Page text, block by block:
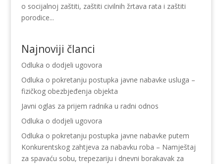
o socijalnoj zaštiti, zaštiti civilnih žrtava rata i zaštiti
porodice...
Najnoviji članci
Odluka o dodjeli ugovora
Odluka o pokretanju postupka javne nabavke usluga –
fizičkog obezbjeđenja objekta
Javni oglas za prijem radnika u radni odnos
Odluka o dodjeli ugovora
Odluka o pokretanju postupka javne nabavke putem
Konkurentskog zahtjeva za nabavku roba – Namještaj
za spavaću sobu, trepezariju i dnevni borakavak za